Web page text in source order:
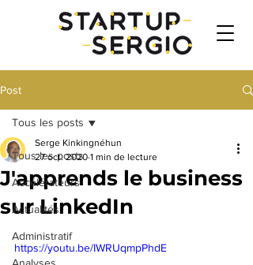
Post
Tous les posts
Accélérateurs
Actualités
Administratif
Tous les posts
J'apprends le business
sur LinkedIn
Serge Kinkingnéhun
27 oct. 2020 1 min de lecture
https://youtu.be/IWRUqmpPhdE